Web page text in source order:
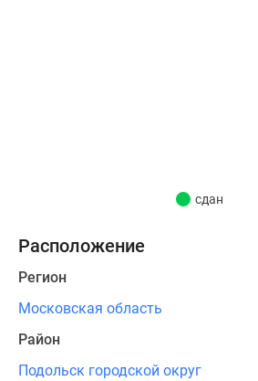
жилом
здании
128
квартир.
сдан
Расположение
Регион
Московская область
Район
Подольск городской округ